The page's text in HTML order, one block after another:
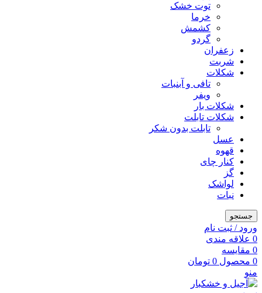
توت خشک
خرما
کشمش
گردو
زعفران
شربت
شکلات
تافی و آبنبات
ویفر
شکلات بار
شکلات تابلت
تابلت بدون شکر
عسل
قهوه
کنار چای
گز
لواشک
نبات
جستجو
ورود / ثبت نام
0 علاقه مندی
0 مقایسه
0 محصول 0 تومان
منو